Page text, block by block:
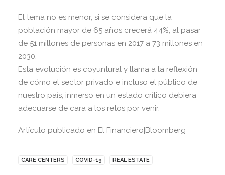
El tema no es menor, si se considera que la
población mayor de 65 años crecerá 44%, al pasar
de 51 millones de personas en 2017 a 73 millones en
2030.
Esta evolución es coyuntural y llama a la reflexión
de cómo el sector privado e incluso el público de
nuestro país, inmerso en un estado crítico debiera
adecuarse de cara a los retos por venir.
Artículo publicado en El Financiero|Bloomberg
CARE CENTERS COVID-19 REAL ESTATE